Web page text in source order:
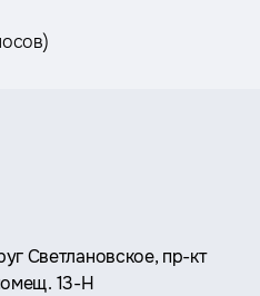
)
Светлановское, пр-кт
13-Н